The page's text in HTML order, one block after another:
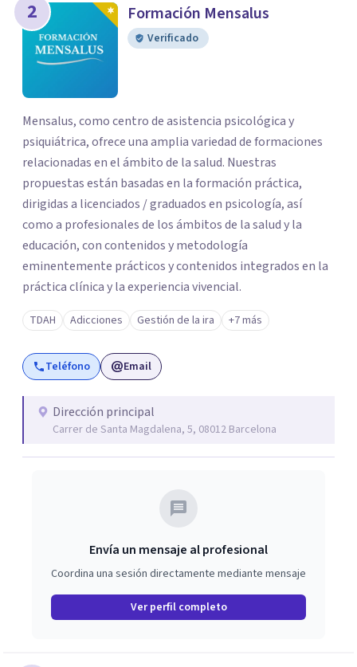
2 Formación Mensalus
Verificado
Mensalus, como centro de asistencia psicológica y
psiquiátrica, ofrece una amplia variedad de formaciones
relacionadas en el ámbito de la salud. Nuestras
propuestas están basadas en la formación práctica,
dirigidas a licenciados / graduados en psicología, así
como a profesionales de los ámbitos de la salud y la
educación, con contenidos y metodología
eminentemente prácticos y contenidos integrados en la
práctica clínica y la experiencia vivencial.
TDAH Adicciones Gestión de la ira +7 más
Teléfono Email
Dirección principal
Carrer de Santa Magdalena, 5, 08012 Barcelona
Envía un mensaje al profesional
Coordina una sesión directamente mediante mensaje
Ver perfil completo